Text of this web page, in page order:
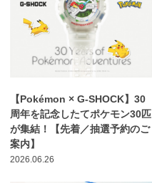
【Pokémon × G-SHOCK】30
周年を記念したてポケモン30匹
が集結！【先着／抽選予約のご
案内】
2026.06.26